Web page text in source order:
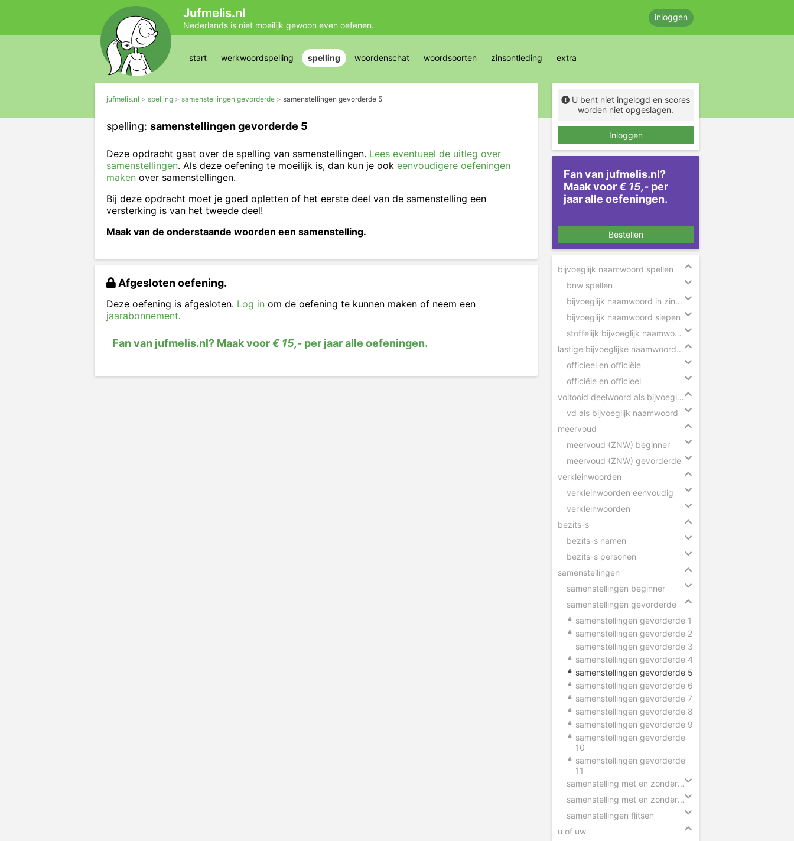
Jufmelis.nl
Nederlands is niet moeilijk gewoon even oefenen.
inloggen
start werkwoordspelling spelling woordenschat woordsoorten zinsontleding extra
jufmelis.nl spelling samenstellingen gevorderde samenstellingen gevorderde 5
spelling: samenstellingen gevorderde 5
Deze opdracht gaat over de spelling van samenstellingen. Lees eventueel de uitleg over
samenstellingen. Als deze oefening te moeilijk is, dan kun je ook eenvoudigere oefeningen
maken over samenstellingen.
Bij deze opdracht moet je goed opletten of het eerste deel van de samenstelling een
versterking is van het tweede deel!
Maak van de onderstaande woorden een samenstelling.
Afgesloten oefening.
Deze oefening is afgesloten. Log in om de oefening te kunnen maken of neem een
jaarabonnement.
Fan van jufmelis.nl? Maak voor€ 15,- per jaar alle oefeningen.
U bent niet ingelogd en scores
worden niet opgeslagen.
Inloggen
Fan van jufmelis.nl?
Maak voor€ 15,- per
jaar alle oefeningen.
Bestellen
bijvoeglijk naamwoord spellen
bnw spellen
bijvoeglijk naamwoord in zinnen
bijvoeglijk naamwoord slepen
stoffelijk bijvoeglijk naamwoord herkennen
lastige bijvoeglijke naamwoorden
officieel en officiële
officiële en officieel
voltooid deelwoord als bijvoeglijk naamwoord
vd als bijvoeglijk naamwoord
meervoud
meervoud (ZNW) beginner
meervoud (ZNW) gevorderde
verkleinwoorden
verkleinwoorden eenvoudig
verkleinwoorden
bezits-s
bezits-s namen
bezits-s personen
samenstellingen
samenstellingen beginner
samenstellingen gevorderde
samenstellingen gevorderde 1
samenstellingen gevorderde 2
samenstellingen gevorderde 3
samenstellingen gevorderde 4
samenstellingen gevorderde 5
samenstellingen gevorderde 6
samenstellingen gevorderde 7
samenstellingen gevorderde 8
samenstellingen gevorderde 9
samenstellingen gevorderde
10
samenstellingen gevorderde
11
samenstelling met en zonder tussen-s
samenstelling met en zonder koppelteken
samenstellingen flitsen
u of uw